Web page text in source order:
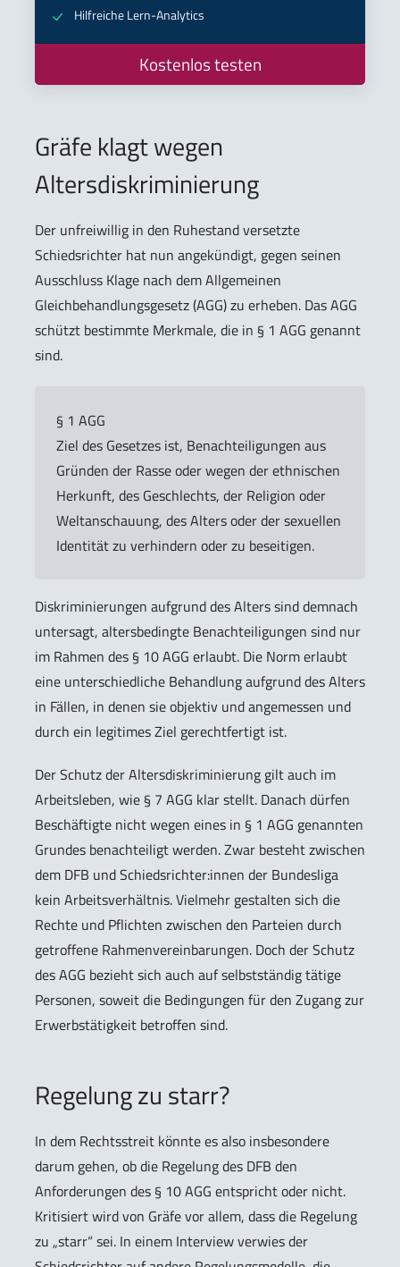
Hilfreiche Lern-Analytics
Kostenlos testen
Gräfe klagt wegen
Altersdiskriminierung
Der unfreiwillig in den Ruhestand versetzte
Schiedsrichter hat nun angekündigt, gegen seinen
Ausschluss Klage nach dem Allgemeinen
Gleichbehandlungsgesetz (AGG) zu erheben. Das AGG
schützt bestimmte Merkmale, die in § 1 AGG genannt
sind.
§ 1 AGG
Ziel des Gesetzes ist, Benachteiligungen aus
Gründen der Rasse oder wegen der ethnischen
Herkunft, des Geschlechts, der Religion oder
Weltanschauung, des Alters oder der sexuellen
Identität zu verhindern oder zu beseitigen.
Diskriminierungen aufgrund des Alters sind demnach
untersagt, altersbedingte Benachteiligungen sind nur
im Rahmen des § 10 AGG erlaubt. Die Norm erlaubt
eine unterschiedliche Behandlung aufgrund des Alters
in Fällen, in denen sie objektiv und angemessen und
durch ein legitimes Ziel gerechtfertigt ist.
Der Schutz der Altersdiskriminierung gilt auch im
Arbeitsleben, wie § 7 AGG klar stellt. Danach dürfen
Beschäftigte nicht wegen eines in § 1 AGG genannten
Grundes benachteiligt werden. Zwar besteht zwischen
dem DFB und Schiedsrichter:innen der Bundesliga
kein Arbeitsverhältnis. Vielmehr gestalten sich die
Rechte und Pflichten zwischen den Parteien durch
getroffene Rahmenvereinbarungen. Doch der Schutz
des AGG bezieht sich auch auf selbstständig tätige
Personen, soweit die Bedingungen für den Zugang zur
Erwerbstätigkeit betroffen sind.
Regelung zu starr?
In dem Rechtsstreit könnte es also insbesondere
darum gehen, ob die Regelung des DFB den
Anforderungen des § 10 AGG entspricht oder nicht.
Kritisiert wird von Gräfe vor allem, dass die Regelung
zu „starr“ sei. In einem Interview verwies der